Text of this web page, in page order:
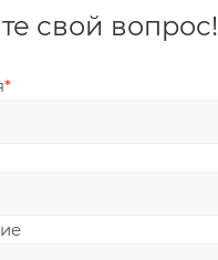
свой вопрос!
*